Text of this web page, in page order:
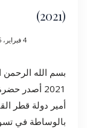
(2021)
4 فبراير، 2025
بسم الله الرحمن
2021 أصدر
بالوساطة في